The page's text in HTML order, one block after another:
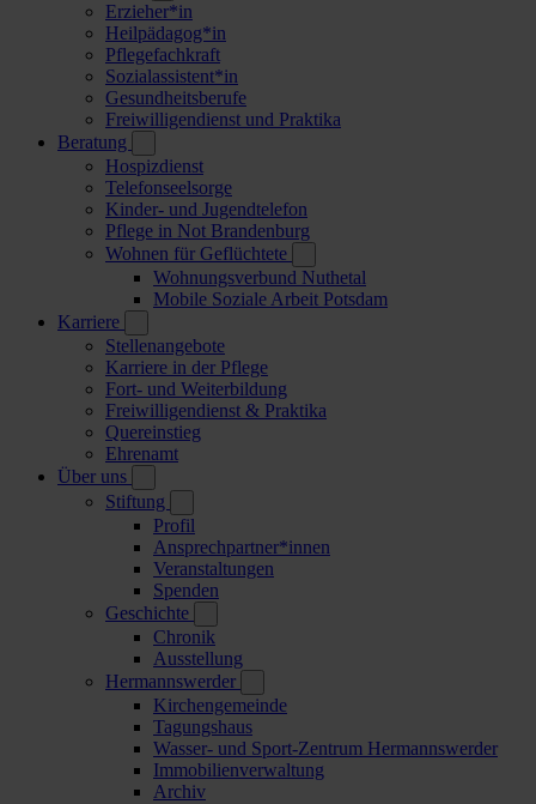
Erzieher*in
Heilpädagog*in
Pflegefachkraft
Sozialassistent*in
Gesundheitsberufe
Freiwilligendienst und Praktika
Beratung
Hospizdienst
Telefonseelsorge
Kinder- und Jugendtelefon
Pflege in Not Brandenburg
Wohnen für Geflüchtete
Wohnungsverbund Nuthetal
Mobile Soziale Arbeit Potsdam
Karriere
Stellenangebote
Karriere in der Pflege
Fort- und Weiterbildung
Freiwilligendienst & Praktika
Quereinstieg
Ehrenamt
Über uns
Stiftung
Profil
Ansprechpartner*innen
Veranstaltungen
Spenden
Geschichte
Chronik
Ausstellung
Hermannswerder
Kirchengemeinde
Tagungshaus
Wasser- und Sport-Zentrum Hermannswerder
Immobilienverwaltung
Archiv